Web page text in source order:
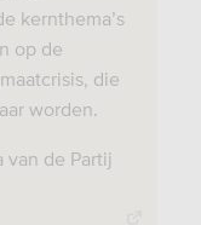
kernthema’s
op de
die
worden.
van de Partij